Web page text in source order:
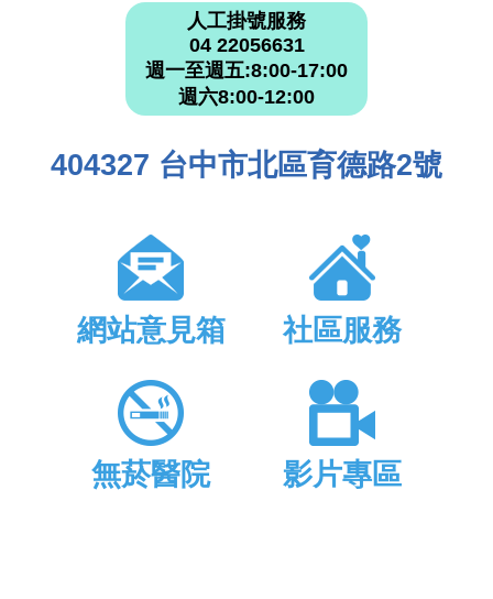
人工掛號服務
04 22056631
週一至週五:8:00-17:00
週六8:00-12:00
404327 台中市北區育德路2號
網站意見箱 社區服務
無菸醫院 影片專區